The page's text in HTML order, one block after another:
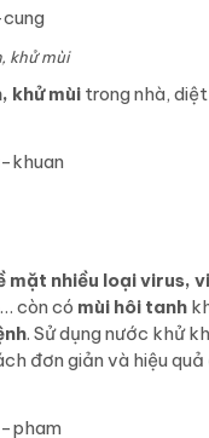
khử mùi
khử mùi trong nhà,
mặt nhiều loại virus,
còn có mùi hôi tanh
. Sử dụng nước khử
đơn giản và hiệu